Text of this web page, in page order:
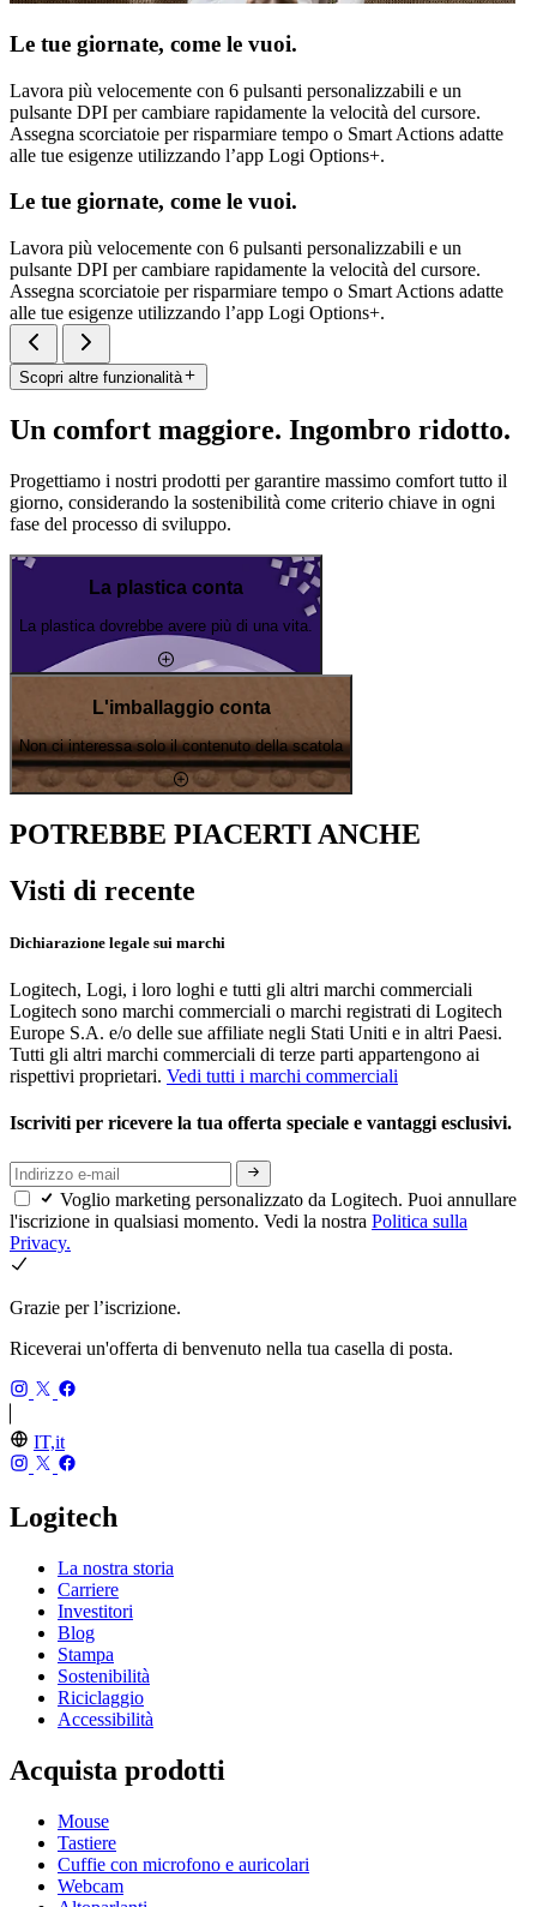
Le tue giornate, come le vuoi.
Lavora più velocemente con 6 pulsanti personalizzabili e un
pulsante DPI per cambiare rapidamente la velocità del cursore.
Assegna scorciatoie per risparmiare tempo o Smart Actions adatte
alle tue esigenze utilizzando l’app Logi Options+.
Le tue giornate, come le vuoi.
Lavora più velocemente con 6 pulsanti personalizzabili e un
pulsante DPI per cambiare rapidamente la velocità del cursore.
Assegna scorciatoie per risparmiare tempo o Smart Actions adatte
alle tue esigenze utilizzando l’app Logi Options+.
Scopri altre funzionalità
Un comfort maggiore. Ingombro ridotto.
Progettiamo i nostri prodotti per garantire massimo comfort tutto il
giorno, considerando la sostenibilità come criterio chiave in ogni
fase del processo di sviluppo.
La plastica conta
La plastica dovrebbe avere più di una vita.
L'imballaggio conta
Non ci interessa solo il contenuto della scatola
POTREBBE PIACERTI ANCHE
Visti di recente
Dichiarazione legale sui marchi
Logitech, Logi, i loro loghi e tutti gli altri marchi commerciali
Logitech sono marchi commerciali o marchi registrati di Logitech
Europe S.A. e/o delle sue affiliate negli Stati Uniti e in altri Paesi.
Tutti gli altri marchi commerciali di terze parti appartengono ai
rispettivi proprietari. Vedi tutti i marchi commerciali
Iscriviti per ricevere la tua offerta speciale e vantaggi esclusivi.
Voglio marketing personalizzato da Logitech. Puoi annullare
l'iscrizione in qualsiasi momento. Vedi la nostra Politica sulla
Privacy.
Grazie per l’iscrizione.
Riceverai un'offerta di benvenuto nella tua casella di posta.
IT,it
Logitech
La nostra storia
Carriere
Investitori
Blog
Stampa
Sostenibilità
Riciclaggio
Accessibilità
Acquista prodotti
Mouse
Tastiere
Cuffie con microfono e auricolari
Webcam